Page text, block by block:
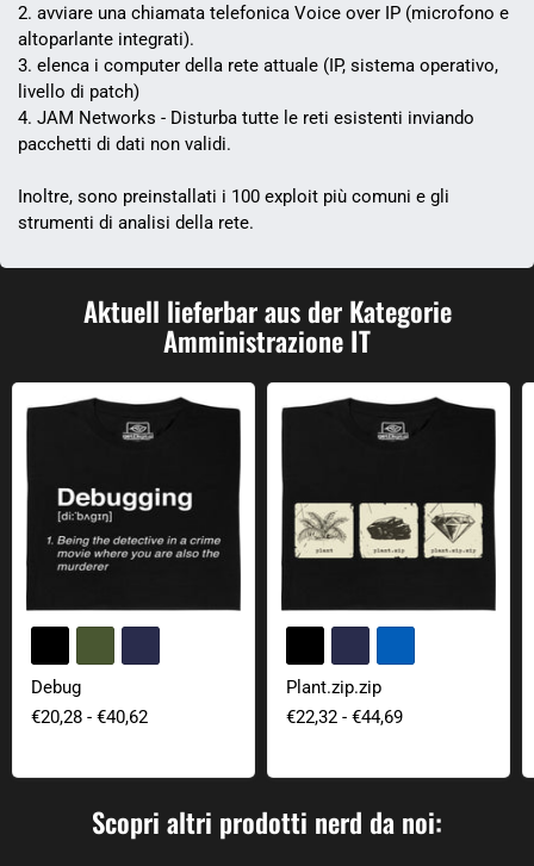
2. avviare una chiamata telefonica Voice over IP (microfono e
altoparlante integrati).
3. elenca i computer della rete attuale (IP, sistema operativo,
livello di patch)
4. JAM Networks - Disturba tutte le reti esistenti inviando
pacchetti di dati non validi.
Inoltre, sono preinstallati i 100 exploit più comuni e gli
strumenti di analisi della rete.
Aktuell lieferbar aus der Kategorie
Amministrazione IT
Debug
Debug
€20,28 - €40,62
Plant.zip.zip
Plant.zip.zip
€22,32 - €44,69
Scopri altri prodotti nerd da noi: